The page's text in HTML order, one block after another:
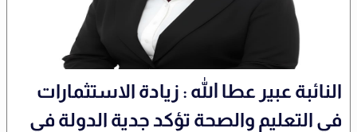
النائبة عبير عطا الله : زيادة الاستثمارات
في التعليم والصحة تؤكد جدية الدولة في